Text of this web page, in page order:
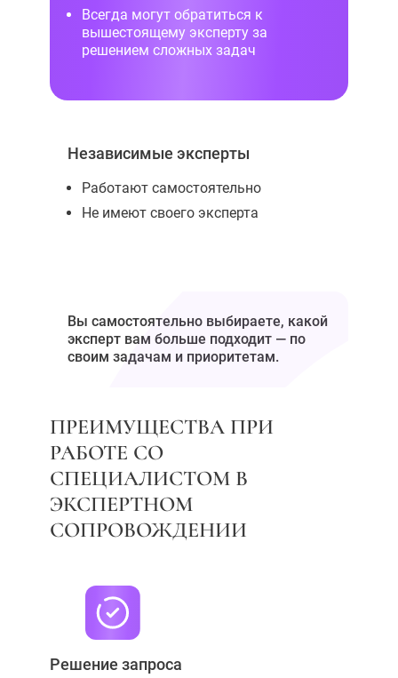
Всегда могут обратиться к
вышестоящему эксперту за
решением сложных задач
Независимые эксперты
Работают самостоятельно
Не имеют своего эксперта
Вы самостоятельно выбираете, какой
эксперт вам больше подходит — по
своим задачам и приоритетам.
ПРЕИМУЩЕСТВА ПРИ
РАБОТЕ СО
СПЕЦИАЛИСТОМ В
ЭКСПЕРТНОМ
СОПРОВОЖДЕНИИ
Решение запроса